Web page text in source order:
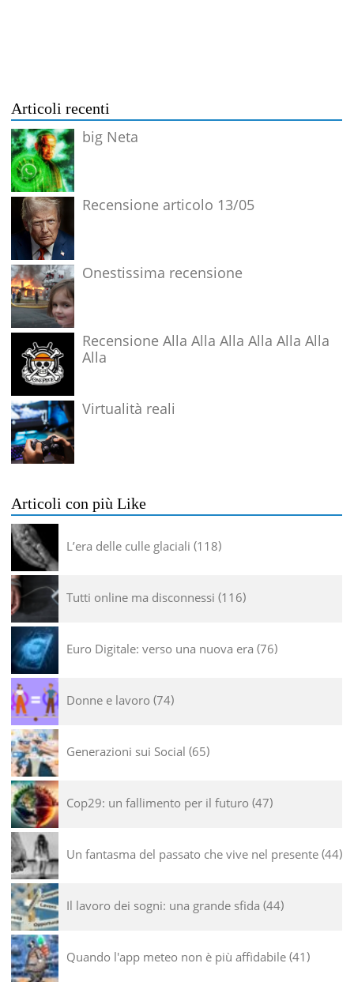
Articoli recenti
big Neta
Recensione articolo 13/05
Onestissima recensione
Recensione Alla Alla Alla Alla Alla Alla
Alla
Virtualità reali
Articoli con più Like
L’era delle culle glaciali 118
Tutti online ma disconnessi 116
Euro Digitale: verso una nuova era 76
Donne e lavoro 74
Generazioni sui Social 65
Cop29: un fallimento per il futuro 47
Un fantasma del passato che vive nel presente 44
Il lavoro dei sogni: una grande sfida 44
Quando l'app meteo non è più affidabile 41